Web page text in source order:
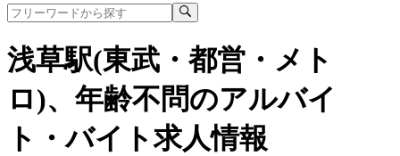
浅草駅(東武・都営・メト
ロ)、年齢不問のアルバイ
ト・バイト求人情報